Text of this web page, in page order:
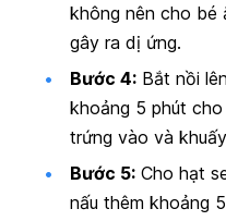
không nên cho bé
gây ra dị ứng.
Bước 4: Bắt nồi
khoảng 5 phút
trứng vào và
Bước 5: Cho hạt
nấu thêm khoảng